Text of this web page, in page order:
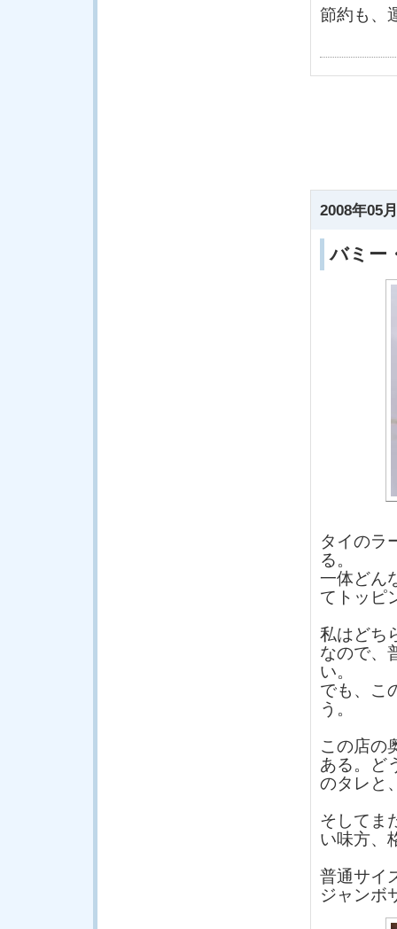
節約も、
2008年05
バミー
タイのラ
る。
一体どん
てトッピ
私はどち
なので、
い。
でも、こ
う。
この店の
ある。ど
のタレと
そしてま
い味方、
普通サイ
ジャンボ